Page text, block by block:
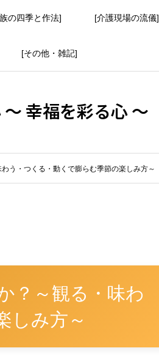
の四季と作法] [介護現場の流儀]
[その他・雑記]
幸福を彩る心 ～
う・つくる・動くで膨らむ季節の楽しみ方～
？～観る・味わ
しみ方～